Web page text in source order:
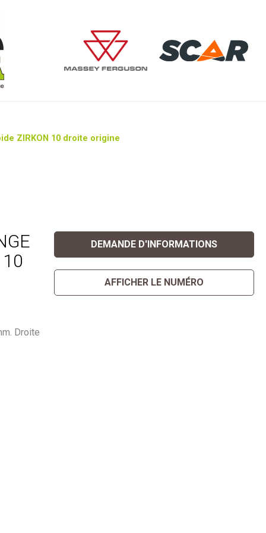
ZIRKON 10 droite origine
Droite
DEMANDE D'INFORMATIONS
AFFICHER LE NUMÉRO